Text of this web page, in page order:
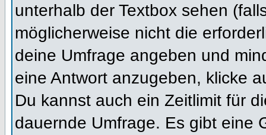
unterhalb der Textbox sehen
möglicherweise nicht die
deine Umfrage angeben und
eine Antwort anzugeben, klicke
Du kannst auch ein Zeitlimit für
dauernde Umfrage. Es gibt eine